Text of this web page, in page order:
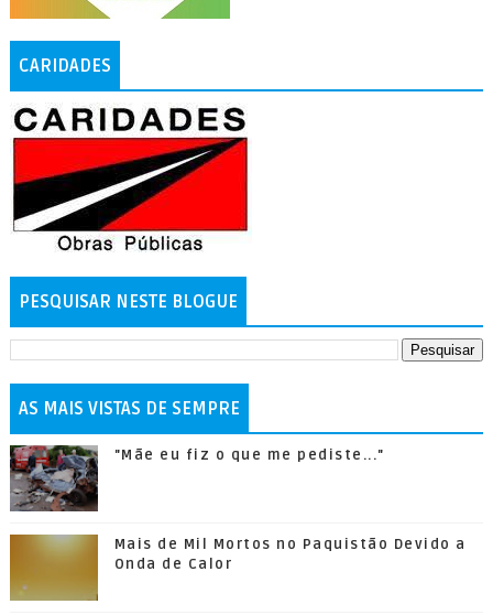
CARIDADES
PESQUISAR NESTE BLOGUE
AS MAIS VISTAS DE SEMPRE
"Mãe eu fiz o que me pediste..."
Mais de Mil Mortos no Paquistão Devido a
Onda de Calor